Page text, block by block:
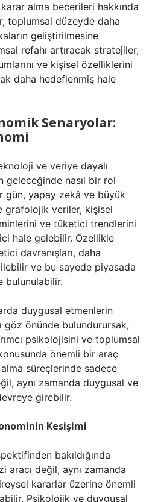
alma becerileri hakkında
toplumsal düzeyde daha
geliştirilmesine
refahı artıracak stratejiler,
ve kişisel özelliklerini
daha hedeflenmiş hale
Senaryolar:
ve veriye dayalı
geleceğinde nasıl bir rol
gün, yapay zekâ ve büyük
grafolojik veriler, kişisel
ve tüketici trendlerini
hale gelebilir. Özellikle
davranışları, daha
ve bu sayede piyasada
bulunulabilir.
duygusal etmenlerin
göz önünde bulundurursak,
psikolojisini ve toplumsal
önemli bir araç
süreçlerinde sadece
aynı zamanda duygusal ve
girebilir.
Kesişimi
bakıldığında
aracı değil, aynı zamanda
kararlar üzerine önemli
Psikolojik ve duygusal